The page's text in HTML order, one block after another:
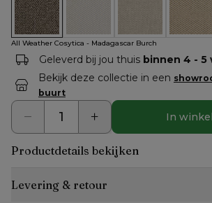
All Weather Cosytica - Madagascar
All Weather Cosytica - Althea
All WeatherAll
All Weather Cosytica - Madagascar Burch
Geleverd bij jou thuis binnen 4 - 5
Bekijk deze collectie in een
buurt
In
Productdetails bekijken
Levering & retour